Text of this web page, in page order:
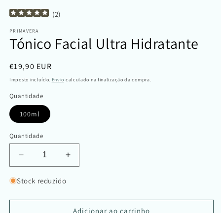
multimédia
1
modal
(2)
PRIMAVERA
Tónico Facial Ultra Hidratante
Preço
normal
€19,90 EUR
Imposto incluído. Envio calculado na finalização da compra.
Quantidade
100ml
Quantidade
Diminuir
a
quantidade
Tónico
Aumentar
a
Tónico
Facial
Stock reduzido
Adicionar ao carrinho